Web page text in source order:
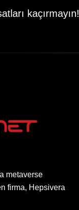
kaçırmayın!
metaverse
firma, Hepsivera